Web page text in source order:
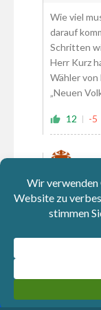
Wie viel
darauf
Schritten
Herr Kurz
Wähler
„Neuen
12 -5
Reply to
Das alles
so
sehr